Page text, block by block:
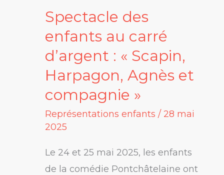
Spectacle des
enfants au carré
d’argent : « Scapin,
Harpagon, Agnès et
compagnie »
Représentations enfants / 28 mai
2025
Le 24 et 25 mai 2025, les enfants
de la comédie Pontchâtelaine ont
Spectacle
des
enfants
au
carré
d’argent
:
« Scapin,
Harpagon,
Agnès